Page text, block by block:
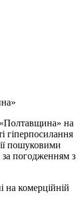
«Полтавщина» на
гіперпосилання
пошуковими
погодженням з
на комерційній